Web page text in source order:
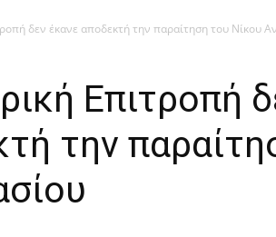
δεν έκανε αποδεκτή την παραίτηση του Νίκου
Επιτροπή
την